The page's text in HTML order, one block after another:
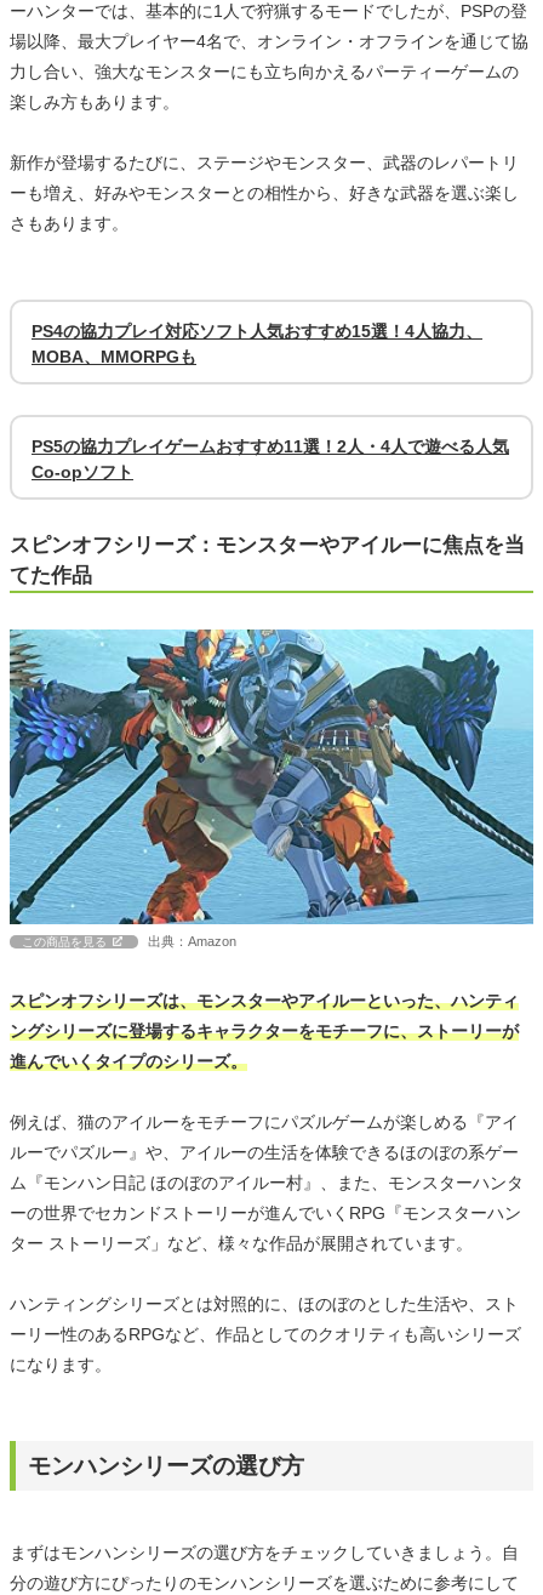
ーハンターでは、基本的に1人で狩猟するモードでしたが、PSPの登
場以降、最大プレイヤー4名で、オンライン・オフラインを通じて協
力し合い、強大なモンスターにも立ち向かえるパーティーゲームの
楽しみ方もあります。
新作が登場するたびに、ステージやモンスター、武器のレパートリ
ーも増え、好みやモンスターとの相性から、好きな武器を選ぶ楽し
さもあります。
PS4の協力プレイ対応ソフト人気おすすめ15選！4人協力、
MOBA、MMORPGも
PS5の協力プレイゲームおすすめ11選！2人・4人で遊べる人気
Co-opソフト
スピンオフシリーズ：モンスターやアイルーに焦点を当
てた作品
この商品を見る 出典：Amazon
スピンオフシリーズは、モンスターやアイルーといった、ハンティ
ングシリーズに登場するキャラクターをモチーフに、ストーリーが
進んでいくタイプのシリーズ。
例えば、猫のアイルーをモチーフにパズルゲームが楽しめる『アイ
ルーでパズルー』や、アイルーの生活を体験できるほのぼの系ゲー
ム『モンハン日記 ほのぼのアイルー村』、また、モンスターハンタ
ーの世界でセカンドストーリーが進んでいくRPG『モンスターハン
ター ストーリーズ」など、様々な作品が展開されています。
ハンティングシリーズとは対照的に、ほのぼのとした生活や、スト
ーリー性のあるRPGなど、作品としてのクオリティも高いシリーズ
になります。
モンハンシリーズの選び方
まずはモンハンシリーズの選び方をチェックしていきましょう。自
分の遊び方にぴったりのモンハンシリーズを選ぶために参考にして